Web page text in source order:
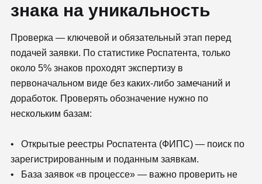
знака на уникальность
Проверка — ключевой и обязательный этап перед
подачей заявки. По статистике Роспатента, только
около 5% знаков проходят экспертизу в
первоначальном виде без каких-либо замечаний и
доработок. Проверять обозначение нужно по
нескольким базам:
• Открытые реестры Роспатента (ФИПС) — поиск по
зарегистрированным и поданным заявкам.
• База заявок «в процессе» — важно проверить не